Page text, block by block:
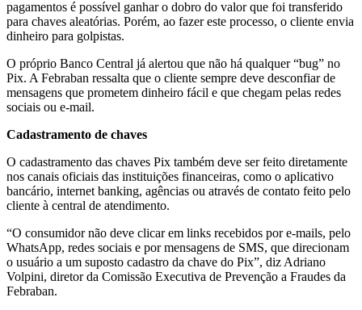
pagamentos é possível ganhar o dobro do valor que foi transferido
para chaves aleatórias. Porém, ao fazer este processo, o cliente envia
dinheiro para golpistas.
O próprio Banco Central já alertou que não há qualquer “bug” no
Pix. A Febraban ressalta que o cliente sempre deve desconfiar de
mensagens que prometem dinheiro fácil e que chegam pelas redes
sociais ou e-mail.
Cadastramento de chaves
O cadastramento das chaves Pix também deve ser feito diretamente
nos canais oficiais das instituições financeiras, como o aplicativo
bancário, internet banking, agências ou através de contato feito pelo
cliente à central de atendimento.
“O consumidor não deve clicar em links recebidos por e-mails, pelo
WhatsApp, redes sociais e por mensagens de SMS, que direcionam
o usuário a um suposto cadastro da chave do Pix”, diz Adriano
Volpini, diretor da Comissão Executiva de Prevenção a Fraudes da
Febraban.